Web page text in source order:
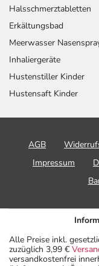
Halsschmerztabletten
Erkältungsbad
Meerwasser
Inhaliergeräte
Hustenstiller Kinder
Hustensaft Kinder
AGB
Impressum
Alle Preise inkl.
zuzüglich 3,99 €
versandkostenfrei